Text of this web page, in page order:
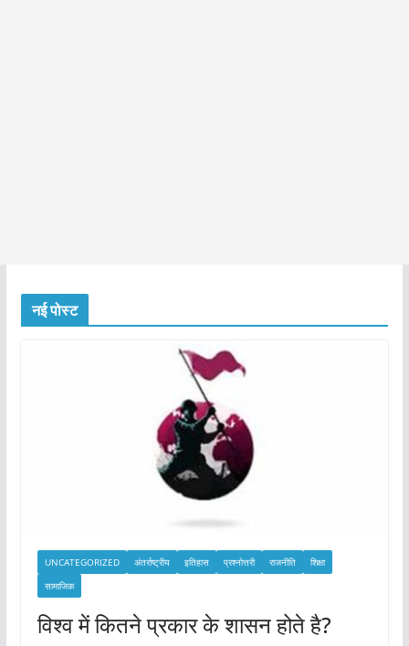
नई पोस्ट
UNCATEGORIZED अंतर्राष्ट्रीय इतिहास प्रश्नोत्तरी राजनीति
शिक्षा
सामाजिक
विश्व में कितने प्रकार के शासन होते है?